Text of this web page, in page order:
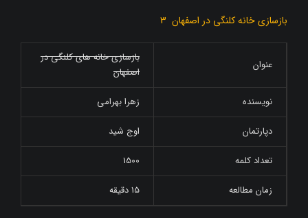
بازسازی خانه کلنگی در اصفهان 3
عنوان
بازسازی خانه های کلنگی در
اصفهان
نویسنده زهرا بهرامی
دپارتمان اوج شید
تعداد کلمه 1500
زمان مطالعه 15 دقیقه